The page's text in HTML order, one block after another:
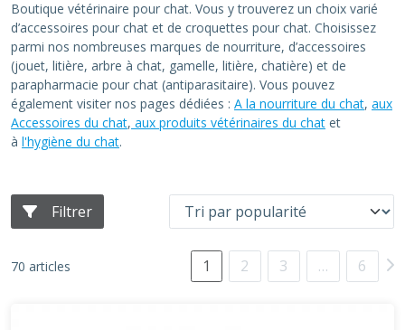
Boutique vétérinaire pour chat. Vous y trouverez un choix varié
d’accessoires pour chat et de croquettes pour chat. Choisissez
parmi nos nombreuses marques de nourriture, d’accessoires
(jouet, litière, arbre à chat, gamelle, litière, chatière) et de
parapharmacie pour chat (antiparasitaire). Vous pouvez
également visiter nos pages dédiées : A la nourriture du chat, aux
Accessoires du chat, aux produits vétérinaires du chat et
à l'hygiène du chat.
Filtrer
70 articles 1 2 3 … 6